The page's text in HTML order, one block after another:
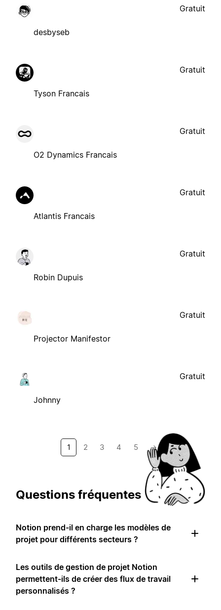
desbyseb
Gratuit
Tyson Francais
Gratuit
O2 Dynamics Francais
Gratuit
Atlantis Francais
Gratuit
Robin Dupuis
Gratuit
Projector Manifestor
Gratuit
Johnny
Gratuit
1 2 3 4 5 →
Questions fréquentes
Notion prend-il en charge les modèles de
projet pour différents secteurs ?
Les outils de gestion de projet Notion
permettent-ils de créer des flux de travail
personnalisés ?